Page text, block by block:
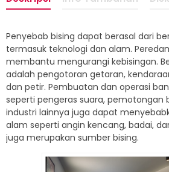
Penyebab bising dapat berasal dari
termasuk teknologi dan alam.
membantu mengurangi kebisingan.
adalah pengotoran getaran, kendara
dan petir. Pembuatan dan operasi b
seperti pengeras suara, pemotongan
industri lainnya juga dapat menyebab
alam seperti angin kencang, badai,
juga merupakan sumber bising.